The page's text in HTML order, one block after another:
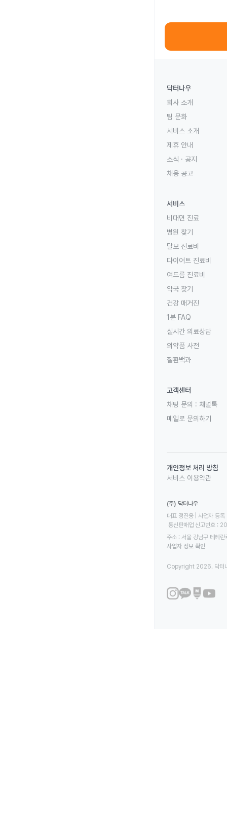
닥터나우
회사 소개
팀 문화
서비스 소개
제휴 안내
소식 · 공지
채용 공고
서비스
비대면 진료
병원 찾기
탈모 진료비
다이어트 진료비
여드름 진료비
약국 찾기
건강 매거진
1분 FAQ
실시간 의료상담
의약품 사전
질환백과
고객센터
채팅 문의 : 채널톡
메일로 문의하기
개인정보 처리 방침
서비스 이용약관
(주) 닥터나우
대표 정진웅 | 사업자
통신판매업 신고번호
주소 : 서울 강남구 테헤
사업자 정보 확인
Copyright 2026. 닥터